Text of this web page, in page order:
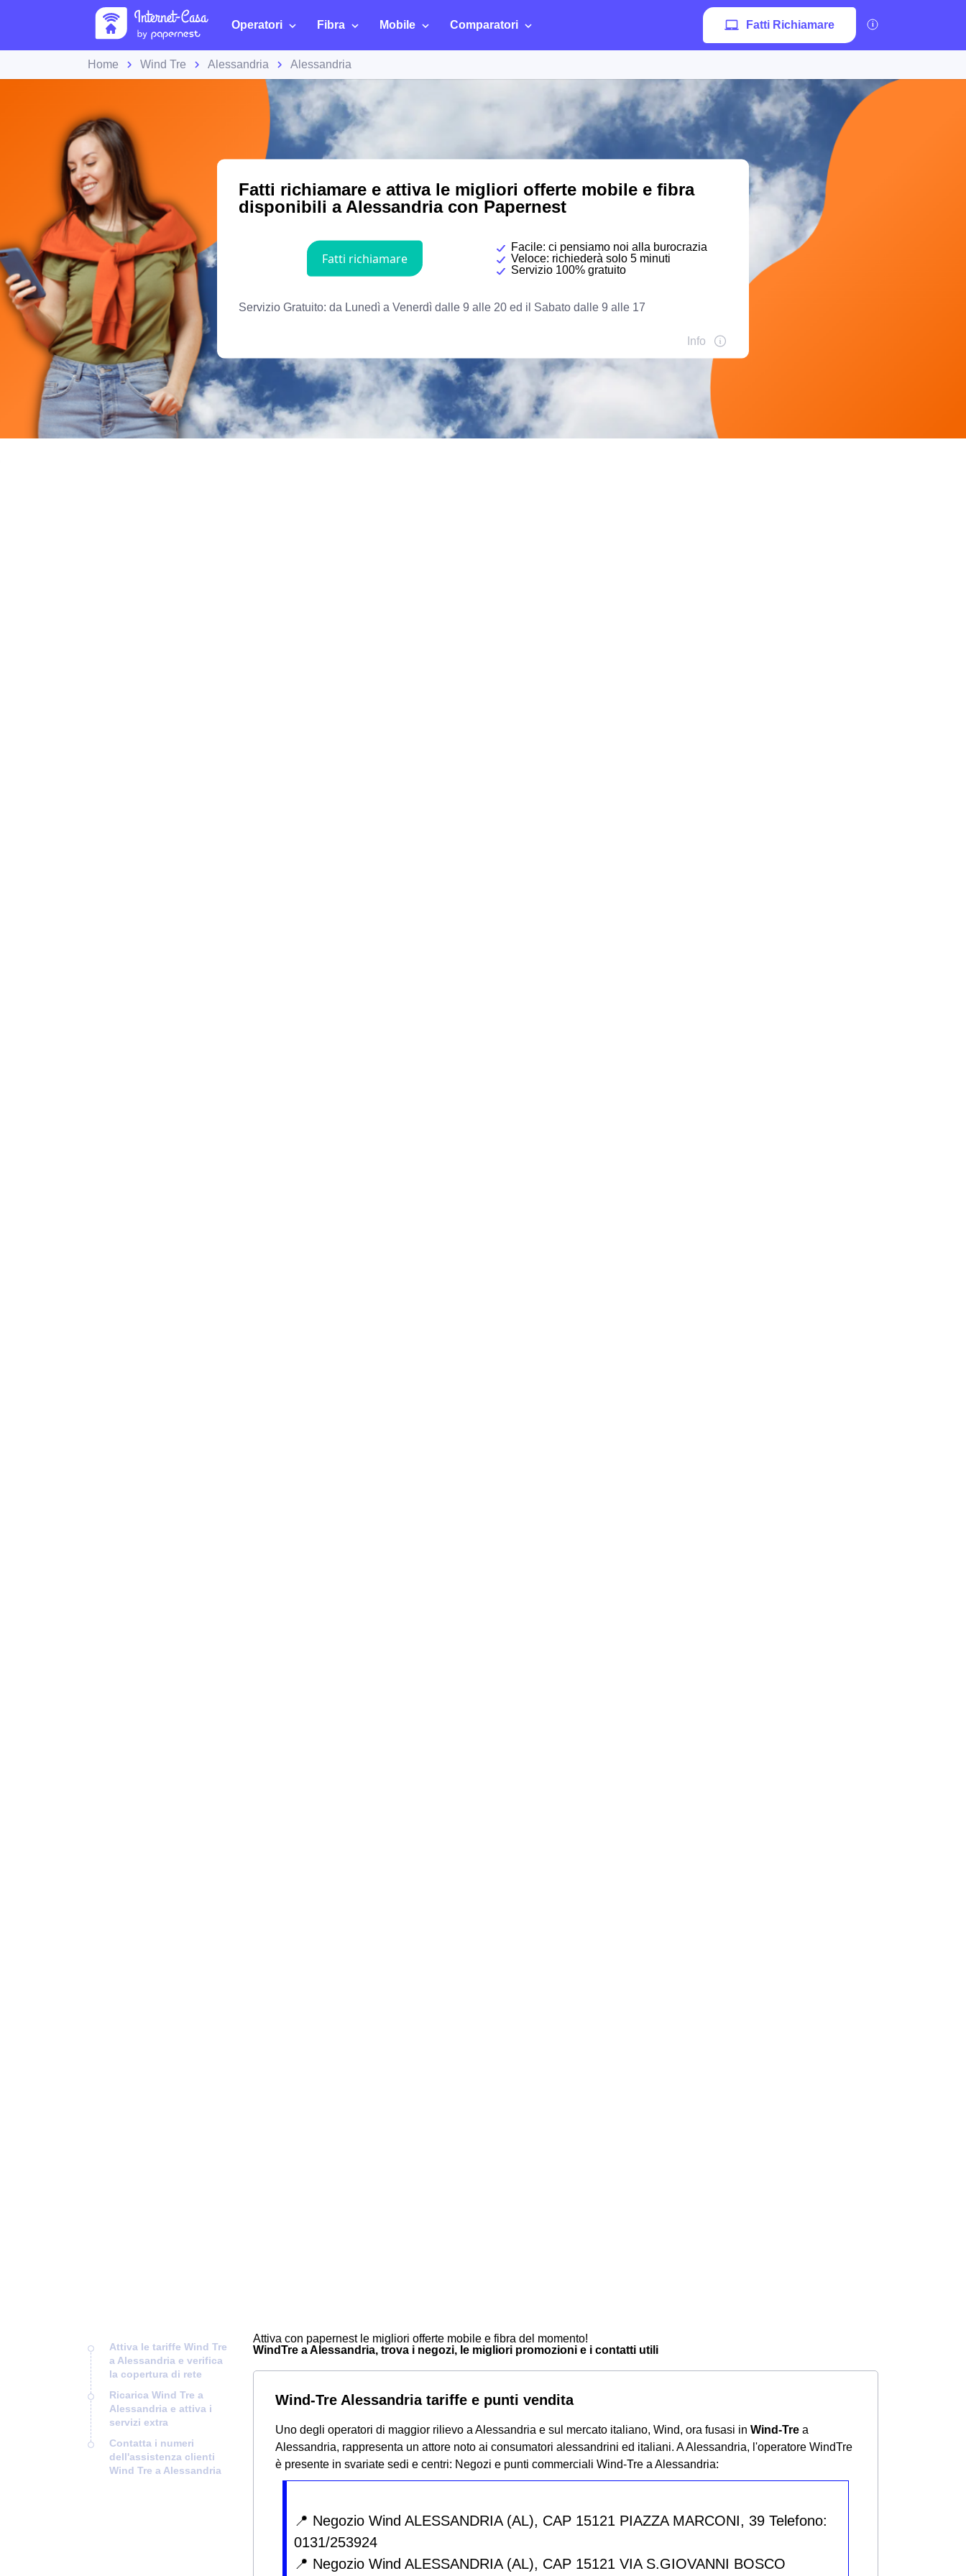
Operatori Fibra Mobile Comparatori Fatti Richiamare
Home Wind Tre Alessandria Alessandria
Attiva le tariffe Wind Tre
a Alessandria e verifica
la copertura di rete
Ricarica Wind Tre a
Alessandria e attiva i
servizi extra
Contatta i numeri
dell'assistenza clienti
Wind Tre a Alessandria
Attiva con papernest le migliori offerte mobile e fibra del momento!
WindTre a Alessandria, trova i negozi, le migliori promozioni e i contatti utili
Wind-Tre Alessandria tariffe e punti vendita
Uno degli operatori di maggior rilievo a Alessandria e sul mercato italiano, Wind, ora fusasi in Wind-Tre a
Alessandria, rappresenta un attore noto ai consumatori alessandrini ed italiani. A Alessandria, l'operatore WindTre
è presente in svariate sedi e centri: Negozi e punti commerciali Wind-Tre a Alessandria:
📍 Negozio Wind ALESSANDRIA (AL), CAP 15121 PIAZZA MARCONI, 39 Telefono:
0131/253924
📍 Negozio Wind ALESSANDRIA (AL), CAP 15121 VIA S.GIOVANNI BOSCO